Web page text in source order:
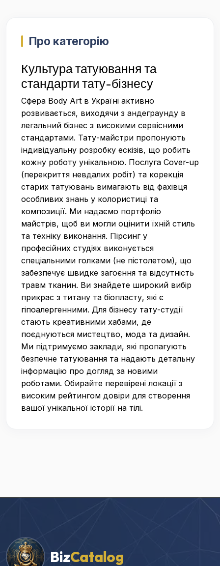
Про категорію
Культура татуювання та
стандарти тату-бізнесу
Сфера Body Art в Україні активно
розвивається, виходячи з андеграунду в
легальний бізнес з високими сервісними
стандартами. Тату-майстри пропонують
індивідуальну розробку ескізів, що робить
кожну роботу унікальною. Послуга Cover-up
(перекриття невдалих робіт) та корекція
старих татуювань вимагають від фахівця
особливих знань у колористиці та
композиції. Ми надаємо портфоліо
майстрів, щоб ви могли оцінити їхній стиль
та техніку виконання. Пірсинг у
професійних студіях виконується
спеціальними голками (не пістолетом), що
забезпечує швидке загоєння та відсутність
травм тканин. Ви знайдете широкий вибір
прикрас з титану та біопласту, які є
гіпоалергенними. Для бізнесу тату-студії
стають креативними хабами, де
поєднуються мистецтво, мода та дизайн.
Ми підтримуємо заклади, які пропагують
безпечне татуювання та надають детальну
інформацію про догляд за новими
роботами. Обирайте перевірені локації з
високим рейтингом довіри для створення
вашої унікальної історії на тілі.
BizCatalog